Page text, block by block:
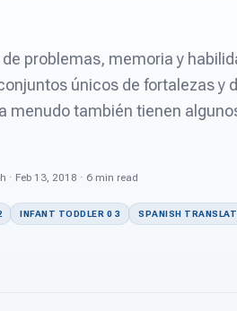
problemas, memoria y
únicos de fortalezas y
menudo también tienen
Feb 13, 2018 · 6 min read
INFANT TODDLER 0 3 SPANISH